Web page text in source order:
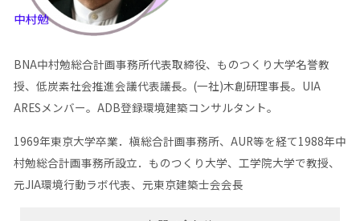
BNA中村勉総合計画事務所代表取締役、ものつくり大学名誉教
授、低炭素社会推進会議代表議長。(一社)木創研理事長。UIA
ARESメンバー。ADB登録環境建築コンサルタント。
1969年東京大学卒業．槇総合計画事務所、AUR等を経て1988年中
村勉総合計画事務所設立．ものつくり大学、工学院大学で教授、
元JIA環境行動ラボ代表、元東京建築士会会長